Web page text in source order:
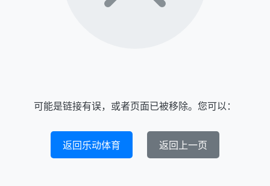
可能是链接有误，或者页面已被移除。您可以：
返回乐动体育 返回上一页